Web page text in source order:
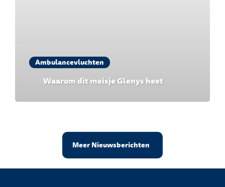
Ambulancevluchten
Waarom dit meisje Glenys heet
Meer Nieuwsberichten